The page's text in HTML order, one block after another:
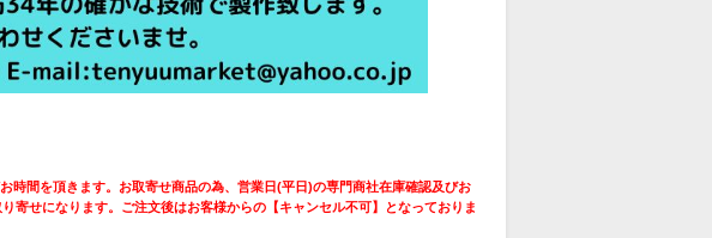
間を頂きます。お取寄せ商品の為、営業日(平日)の専門商社在庫確認及びお
寄せになります。ご注文後はお客様からの【キャンセル不可】となっておりま